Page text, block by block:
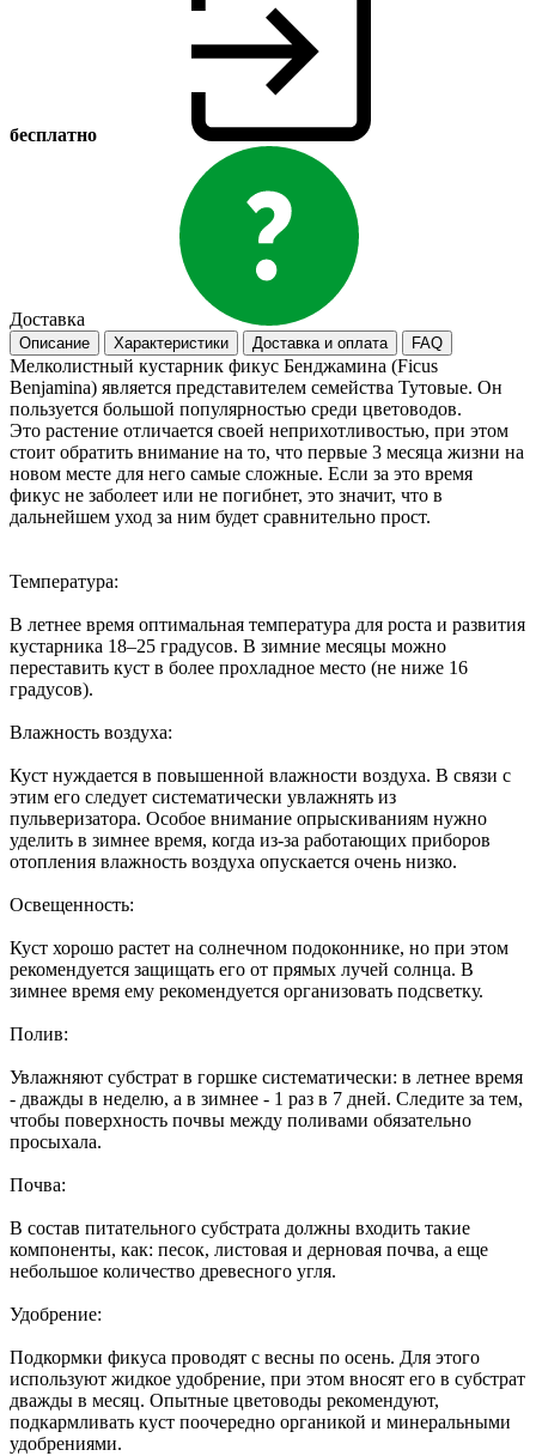
бесплатно
Доставка
Описание Характеристики Доставка и оплата FAQ
Мелколистный кустарник фикус Бенджамина (Ficus
Benjamina) является представителем семейства Тутовые. Он
пользуется большой популярностью среди цветоводов.
Это растение отличается своей неприхотливостью, при этом
стоит обратить внимание на то, что первые 3 месяца жизни на
новом месте для него самые сложные. Если за это время
фикус не заболеет или не погибнет, это значит, что в
дальнейшем уход за ним будет сравнительно прост.
Температура:
В летнее время оптимальная температура для роста и развития
кустарника 18–25 градусов. В зимние месяцы можно
переставить куст в более прохладное место (не ниже 16
градусов).
Влажность воздуха:
Куст нуждается в повышенной влажности воздуха. В связи с
этим его следует систематически увлажнять из
пульверизатора. Особое внимание опрыскиваниям нужно
уделить в зимнее время, когда из-за работающих приборов
отопления влажность воздуха опускается очень низко.
Освещенность:
Куст хорошо растет на солнечном подоконнике, но при этом
рекомендуется защищать его от прямых лучей солнца. В
зимнее время ему рекомендуется организовать подсветку.
Полив:
Увлажняют субстрат в горшке систематически: в летнее время
- дважды в неделю, а в зимнее - 1 раз в 7 дней. Следите за тем,
чтобы поверхность почвы между поливами обязательно
просыхала.
Почва:
В состав питательного субстрата должны входить такие
компоненты, как: песок, листовая и дерновая почва, а еще
небольшое количество древесного угля.
Удобрение:
Подкормки фикуса проводят с весны по осень. Для этого
используют жидкое удобрение, при этом вносят его в субстрат
дважды в месяц. Опытные цветоводы рекомендуют,
подкармливать куст поочередно органикой и минеральными
удобрениями.